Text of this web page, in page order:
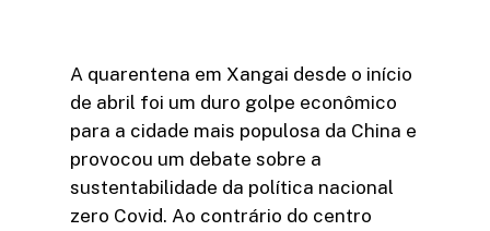
A quarentena em Xangai desde o início
de abril foi um duro golpe econômico
para a cidade mais populosa da China e
provocou um debate sobre a
sustentabilidade da política nacional
zero Covid. Ao contrário do centro